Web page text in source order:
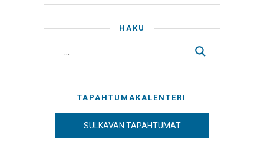
HAKU
TAPAHTUMAKALENTERI
SULKAVAN TAPAHTUMAT